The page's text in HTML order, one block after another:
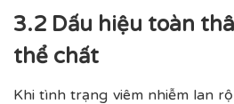
3.2 Dấu hiệu toàn
thể chất
Khi tình trạng viêm nhiễm lan